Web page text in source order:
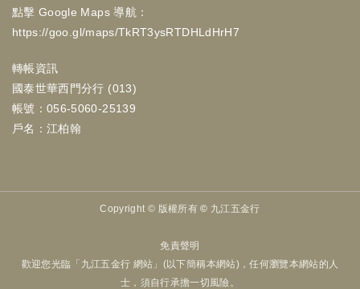
點擊 Google Maps 導航：
https://goo.gl/maps/TkRT3ysRTDHLdHrH7
轉帳資訊
國泰世華西門分行 (013)
帳號：056-5060-25139
戶名：江柏翰
Copyright © 版權所有 © 九江五金行
免責聲明
歡迎您光臨「九江五金行 網站」(以下簡稱本網站)，任何瀏覽本網站的人
士，須自行承擔一切風險。